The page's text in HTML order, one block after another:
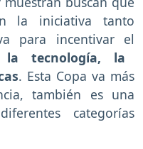
la iniciativa tanto
para incentivar el
tecnología, la
. Esta Copa va más
también es una
categorías